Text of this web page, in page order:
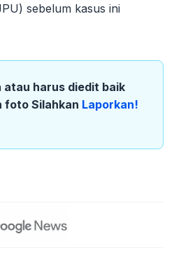
sebelum kasus ini
atau harus diedit baik
foto Silahkan Laporkan!